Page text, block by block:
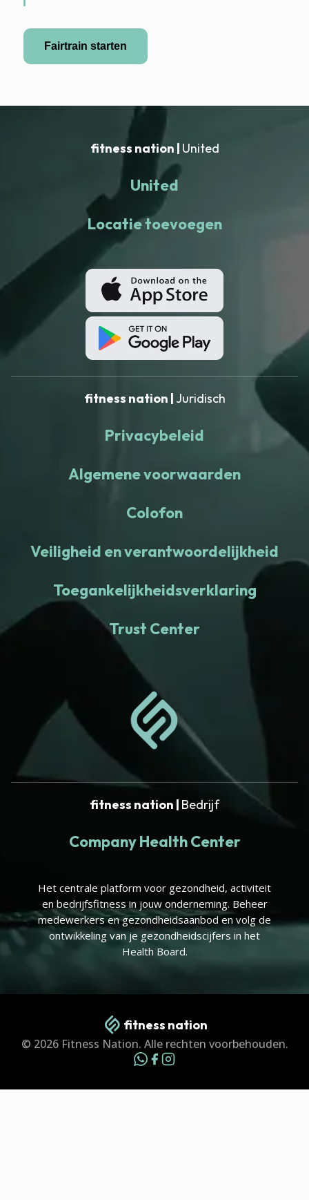
Fairtrain starten
fitness nation | United
United
Locatie toevoegen
fitness nation | Juridisch
Privacybeleid
Algemene voorwaarden
Colofon
Veiligheid en verantwoordelijkheid
Toegankelijkheidsverklaring
Trust Center
fitness nation | Bedrijf
Company Health Center
Het centrale platform voor gezondheid, activiteit
en bedrijfsfitness in jouw onderneming. Beheer
medewerkers en gezondheidsaanbod en volg de
ontwikkeling van je gezondheidscijfers in het
Health Board.
fitness nation
© 2026 Fitness Nation. Alle rechten voorbehouden.